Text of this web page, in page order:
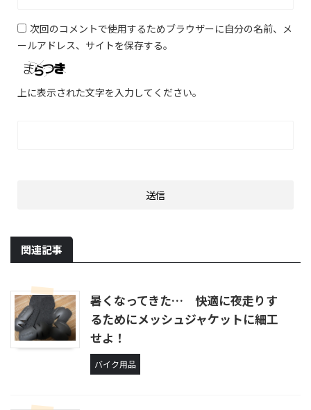
次回のコメントで使用するためブラウザーに自分の名前、メ
ールアドレス、サイトを保存する。
上に表示された文字を入力してください。
関連記事
暑くなってきた… 快適に夜走りす
るためにメッシュジャケットに細工
せよ！
バイク用品